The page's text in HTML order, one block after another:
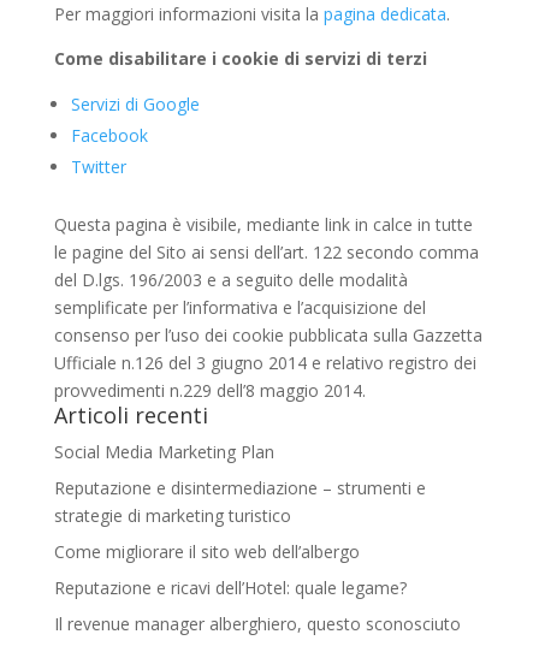
Per maggiori informazioni visita la pagina dedicata.
Come disabilitare i cookie di servizi di terzi
Servizi di Google
Facebook
Twitter
Questa pagina è visibile, mediante link in calce in tutte
le pagine del Sito ai sensi dell’art. 122 secondo comma
del D.lgs. 196/2003 e a seguito delle modalità
semplificate per l’informativa e l’acquisizione del
consenso per l’uso dei cookie pubblicata sulla Gazzetta
Ufficiale n.126 del 3 giugno 2014 e relativo registro dei
provvedimenti n.229 dell’8 maggio 2014.
Articoli recenti
Social Media Marketing Plan
Reputazione e disintermediazione – strumenti e
strategie di marketing turistico
Come migliorare il sito web dell’albergo
Reputazione e ricavi dell’Hotel: quale legame?
Il revenue manager alberghiero, questo sconosciuto